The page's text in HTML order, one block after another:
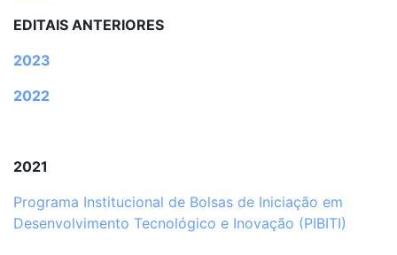
EDITAIS ANTERIORES
2023
2022
2021
Programa Institucional de Bolsas de Iniciação em
Desenvolvimento Tecnológico e Inovação (PIBITI)